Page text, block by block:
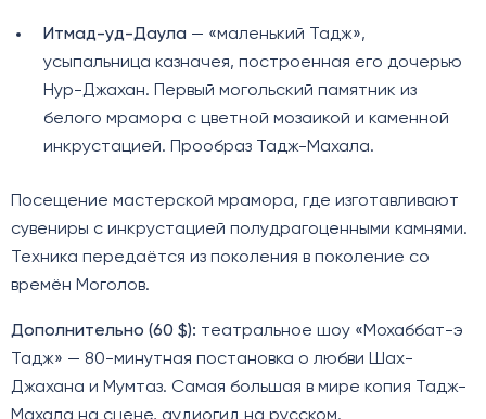
Итмад-уд-Даула — «маленький Тадж»,
усыпальница казначея, построенная его дочерью
Нур-Джахан. Первый могольский памятник из
белого мрамора с цветной мозаикой и каменной
инкрустацией. Прообраз Тадж-Махала.
Посещение мастерской мрамора, где изготавливают
сувениры с инкрустацией полудрагоценными камнями.
Техника передаётся из поколения в поколение со
времён Моголов.
Дополнительно (60 $): театральное шоу «Мохаббат-э
Тадж» — 80-минутная постановка о любви Шах-
Джахана и Мумтаз. Самая большая в мире копия Тадж-